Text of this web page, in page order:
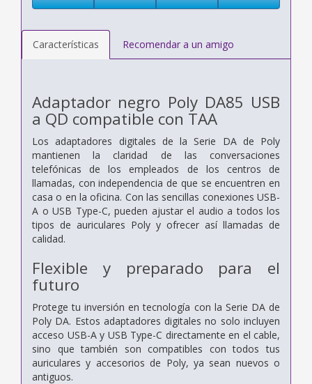
Características Recomendar a un amigo
Adaptador negro Poly DA85 USB
a QD compatible con TAA
Los adaptadores digitales de la Serie DA de Poly
mantienen la claridad de las conversaciones
telefónicas de los empleados de los centros de
llamadas, con independencia de que se encuentren en
casa o en la oficina. Con las sencillas conexiones USB-
A o USB Type-C, pueden ajustar el audio a todos los
tipos de auriculares Poly y ofrecer así llamadas de
calidad.
Flexible y preparado para el
futuro
Protege tu inversión en tecnología con la Serie DA de
Poly DA. Estos adaptadores digitales no solo incluyen
acceso USB-A y USB Type-C directamente en el cable,
sino que también son compatibles con todos tus
auriculares y accesorios de Poly, ya sean nuevos o
antiguos.